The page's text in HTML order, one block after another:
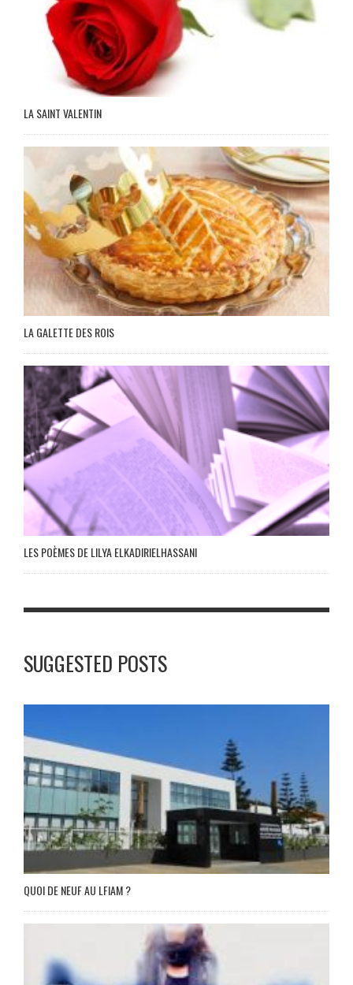
LA SAINT VALENTIN
LA GALETTE DES ROIS
LES POÈMES DE LILYA ELKADIRIELHASSANI
SUGGESTED POSTS
QUOI DE NEUF AU LFIAM ?